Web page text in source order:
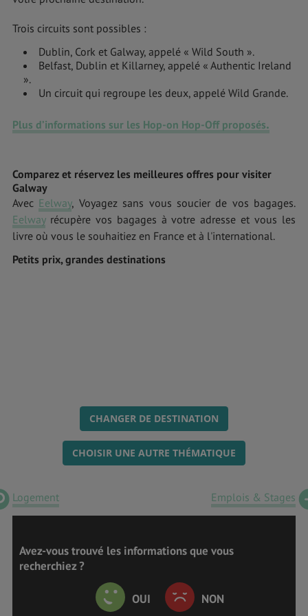
Trois circuits sont possibles :
Dublin, Cork et Galway, appelé « Wild South ».
Belfast, Dublin et Killarney, appelé « Authentic Ireland
».
Un circuit qui regroupe les deux, appelé Wild Grande.
Plus d’informations sur les Hop-on Hop-Off proposés.
Comparez et réservez les meilleures offres pour visiter
Galway
Avec Eelway, Voyagez sans vous soucier de vos bagages.
Eelwayrécupère vos bagages à votre adresse et vous les
livre où vous le souhaitiez en France et à l'international.
Petits prix, grandes destinations
CHANGER DE DESTINATION
CHOISIR UNE AUTRE THÉMATIQUE
Logement Emplois & Stages
Avez-vous trouvé les informations que vous
recherchiez ?
OUI NON